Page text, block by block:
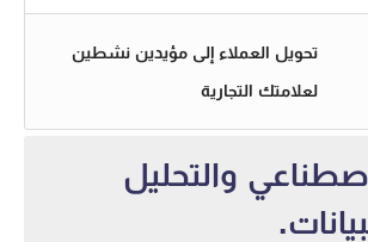
تحويل العملاء إلى مؤيدين نشطين
لعلامتك التجارية
والتحليل